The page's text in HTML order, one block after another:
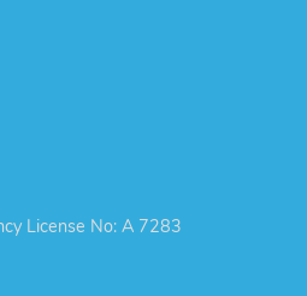
License No: A 7283